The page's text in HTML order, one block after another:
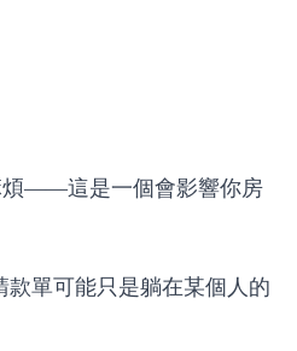
煩——這是一個會影響你房
單可能只是躺在某個人的